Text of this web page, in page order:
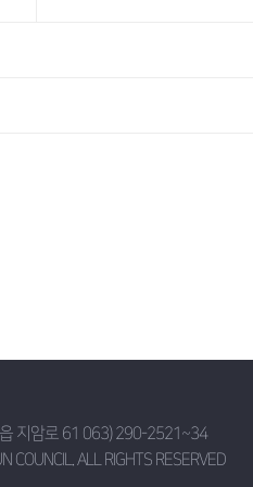
지암로 61 063) 290-2521~34
COUNCIL. ALL RIGHTS RESERVED